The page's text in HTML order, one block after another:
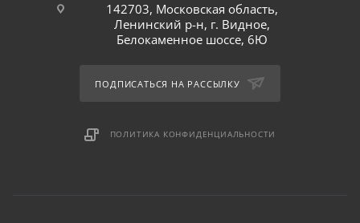
142703, Московская область,
Ленинский р-н, г. Видное,
Белокаменное шоссе, 6Ю
ПОДПИСАТЬСЯ НА РАССЫЛКУ
ПОЛИТИКА КОНФИДЕНЦИАЛЬНОСТИ